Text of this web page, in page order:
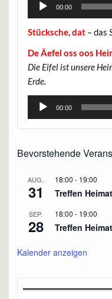
00:00
Stücksche, dat– das
De Äefel oss oos
Die Eifel ist unsere
Erde.
Audio-
00:00
Bevorstehende
AUG.
31
18:00 - 19:00
Treffen
SEP.
28
18:00 - 19:00
Treffen
Kalender anzeigen